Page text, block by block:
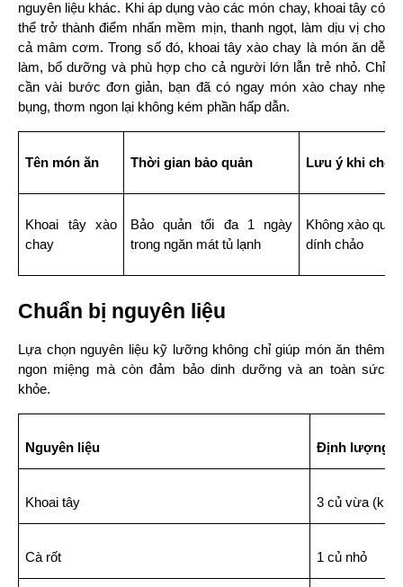
nguyên liệu khác. Khi áp dụng vào các món chay, khoai tây có
thể trở thành điểm nhấn mềm mịn, thanh ngọt, làm dịu vị cho
cả mâm cơm. Trong số đó, khoai tây xào chay là món ăn dễ
làm, bổ dưỡng và phù hợp cho cả người lớn lẫn trẻ nhỏ. Chỉ
cần vài bước đơn giản, bạn đã có ngay món xào chay nhẹ
bụng, thơm ngon lại không kém phần hấp dẫn.
Tên món ăn Thời gian bảo quản Lưu ý khi chế
Khoai tây xào
chay
Bảo quản tối đa 1 ngày
trong ngăn mát tủ lạnh
Không xào quá
dính chảo
Chuẩn bị nguyên liệu
Lựa chọn nguyên liệu kỹ lưỡng không chỉ giúp món ăn thêm
ngon miệng mà còn đảm bảo dinh dưỡng và an toàn sức
khỏe.
Nguyên liệu Định lượng
Khoai tây 3 củ vừa
Cà rốt 1 củ nhỏ